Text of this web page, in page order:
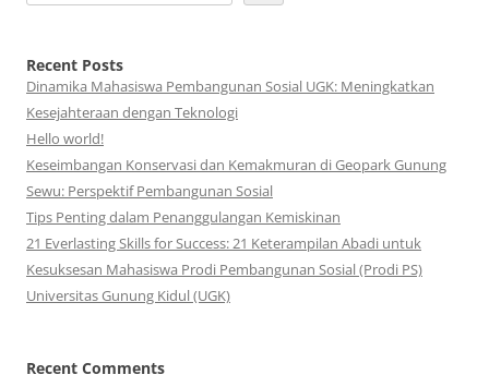
Recent Posts
Dinamika Mahasiswa Pembangunan Sosial UGK: Meningkatkan
Kesejahteraan dengan Teknologi
Hello world!
Keseimbangan Konservasi dan Kemakmuran di Geopark Gunung
Sewu: Perspektif Pembangunan Sosial
Tips Penting dalam Penanggulangan Kemiskinan
21 Everlasting Skills for Success: 21 Keterampilan Abadi untuk
Kesuksesan Mahasiswa Prodi Pembangunan Sosial (Prodi PS)
Universitas Gunung Kidul (UGK)
Recent Comments